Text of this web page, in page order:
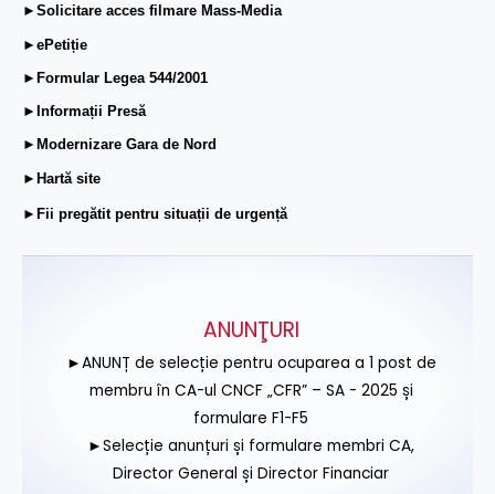
►Solicitare acces filmare Mass-Media
►ePetiție
►Formular Legea 544/2001
►Informații Presă
►Modernizare Gara de Nord
►Hartă site
►Fii pregătit pentru situații de urgență
ANUNŢURI
►ANUNȚ de selecție pentru ocuparea a 1 post de
membru în CA-ul CNCF „CFR” – SA - 2025 și
formulare F1-F5
►Selecție anunțuri și formulare membri CA,
Director General și Director Financiar